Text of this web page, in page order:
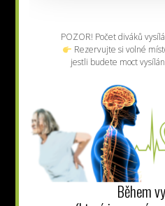
POZOR! Počet diváků
Rezervujte si volné
jestli budete moct
Během